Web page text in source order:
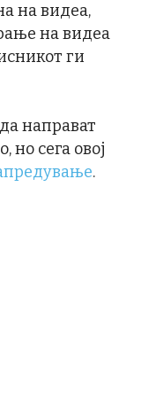
на видеа,
на видеа
ги
направат
но сега овој
.